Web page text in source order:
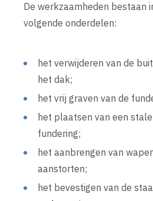
De werkzaamheden bestaan
volgende onderdelen:
het verwijderen van de
het dak;
het vrij graven van de
het plaatsen van een
fundering;
het aanbrengen van
aanstorten;
het bevestigen van de